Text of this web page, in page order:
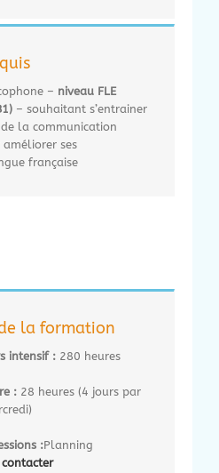
– niveau FLE
– souhaitant s’entrainer
la communication
ses
française
la formation
intensif : 280 heures
: 28 heures (4 jours par
:Planning
contacter